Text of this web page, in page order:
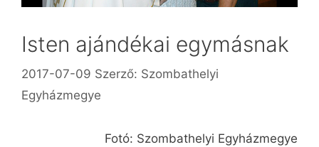
Isten ajándékai egymásnak
2017-07-09 Szerző: Szombathelyi
Egyházmegye
Fotó: Szombathelyi Egyházmegye